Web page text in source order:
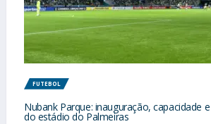
FUTEBOL
Nubank Parque: inauguração, capacidade
do estádio do Palmeiras